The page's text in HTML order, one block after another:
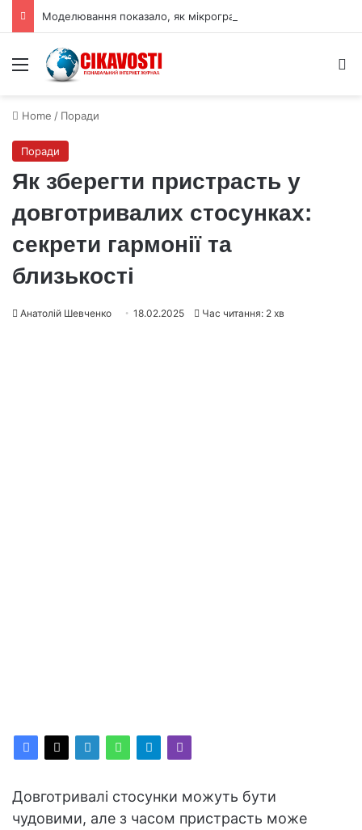
Menu
Home / Поради
Поради
Як зберегти пристрасть у
довготривалих стосунках:
секрети гармонії та
близькості
Анатолій Шевченко 18.02.2025 Час читання: 2 хв
Довготривалі стосунки можуть бути
чудовими, але з часом пристрасть може